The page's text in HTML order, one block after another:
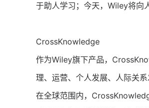
于助人学习；今天，Wiley将向
CrossKnowledge
作为Wiley旗下产品，
理、运营、个人发展、人际关
在全球范围内，